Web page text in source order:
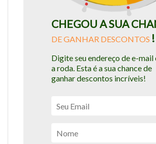
CHEGOU A SUA
DE GANHAR DESCONTOS !
Digite seu endereço de e-mail
a roda. Esta é a sua chance de
ganhar descontos incríveis!